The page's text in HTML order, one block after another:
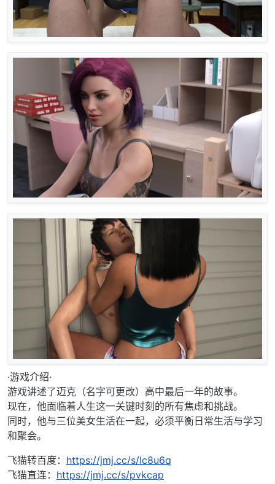
·游戏介绍·
游戏讲述了迈克（名字可更改）高中最后一年的故事。
现在，他面临着人生这一关键时刻的所有焦虑和挑战。
同时，他与三位美女生活在一起，必须平衡日常生活与学习
和聚会。
飞猫转百度： https://jmj.cc/s/lc8u6q
飞猫直连： https://jmj.cc/s/pvkcap